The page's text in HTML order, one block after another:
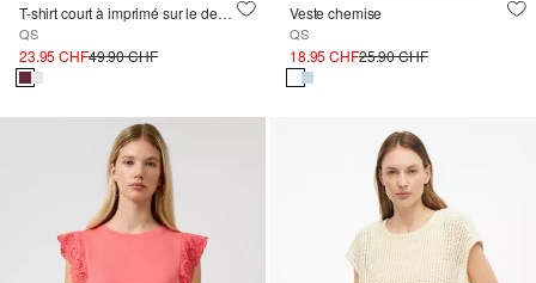
T-shirt court à imprimé sur le devant ; QS x Von Dutch
QS
23.95 CHF49.90 CHF
Veste chemise
QS
18.95 CHF25.90 CHF